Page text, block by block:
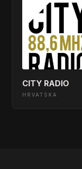
CITY RADIO
HRVATSKA